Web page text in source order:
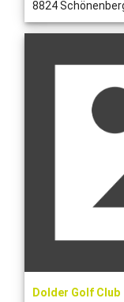
8824
Dolder Golf Club